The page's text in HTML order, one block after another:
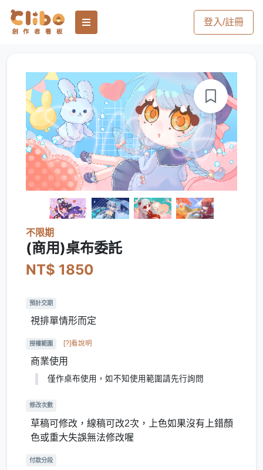
登入/註冊
不限期
(商用)桌布委託
NT$ 1850
預計交期
視排單情形而定
授權範圍 [?]看說明
商業使用
僅作桌布使用，如不知使用範圍請先行詢問
修改次數
草稿可修改，線稿可改2次，上色如果沒有上錯顏
色或重大失誤無法修改喔
付款分段